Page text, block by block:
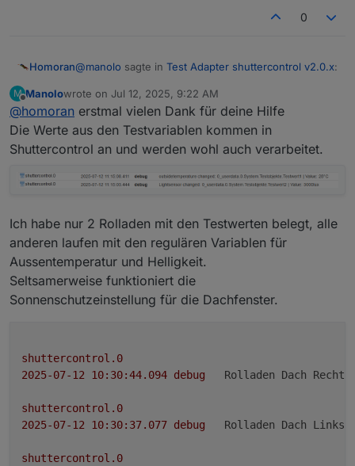
Egal was ich bei den Testwerten eintrage, der Rolladen
eingestellt habe?
0
Homoran@manolo sagte in Test Adapter shuttercontrol v2.0.x:
Kann mir jemand helfen oder schreiben was ich
falsch eingestellt habe?
das sagt dir (und uns) das debug-log.
was steht darun, wenn du einen Wert änderst?
zeig mal screenshots von dem Sidebar Menü
M
Offline
Manolowrote on Jul 12, 2025, 9:22 AM
last edited by
@homoran erstmal vielen Dank für deine Hilfe
Die Werte aus den Testvariablen kommen in
Shuttercontrol an und werden wohl auch verarbeitet.
Ich habe nur 2 Rolladen mit den Testwerten belegt, alle
anderen laufen mit den regulären Variablen für
Aussentemperatur und Helligkeit.
Seltsamerweise funktioniert die
Sonnenschutzeinstellung für die Dachfenster.
shuttercontrol.0
debug Rolladen Dach
shuttercontrol.0
debug Rolladen Dach
shuttercontrol.0